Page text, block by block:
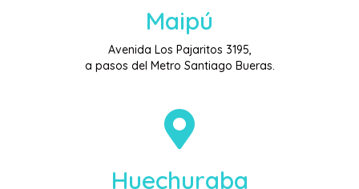
Maipú
Avenida Los Pajaritos 3195,
a pasos del Metro Santiago Bueras.
Huechuraba